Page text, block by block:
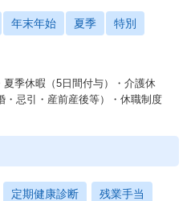
年末年始 夏季 特別
季休暇（5日間付与）・介護休
・忌引・産前産後等）・休職制度
定期健康診断 残業手当